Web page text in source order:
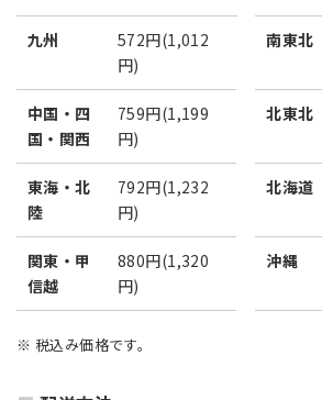
九州
572円(1,012
円)
中国・四
国・関西
759円(1,199
円)
東海・北
陸
792円(1,232
円)
関東・甲
信越
880円(1,320
円)
南東北
北東北
北海道
沖縄
※ 税込み価格です。